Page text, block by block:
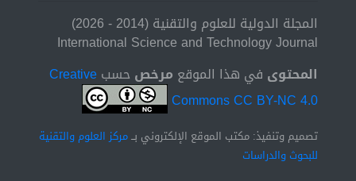
المجلة الدولية للعلوم والتقنية (2014 - 2026)
International Science and Technology Journal
المحتوى في هذا الموقع مرخصحسبCreative
Commons CC BY-NC 4.0
تصميم وتنفيذ: مكتب الموقع الإلكتروني بــمركز العلوم والتقنية
للبحوث والدراسات